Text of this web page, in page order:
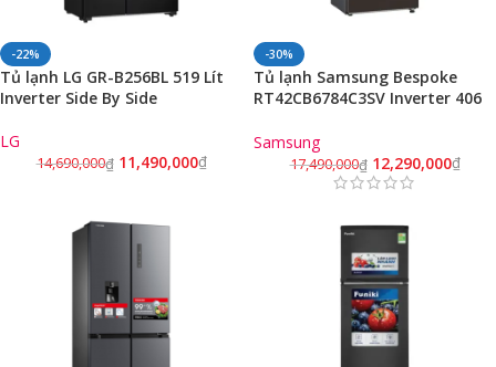
-22%
Tủ lạnh LG GR-B256BL 519 Lít
Inverter Side By Side
LG
14,690,000₫ 11,490,000₫
-30%
Tủ lạnh Samsung Bespoke
RT42CB6784C3SV Inverter 406
Samsung
17,490,000₫ 12,290,000₫